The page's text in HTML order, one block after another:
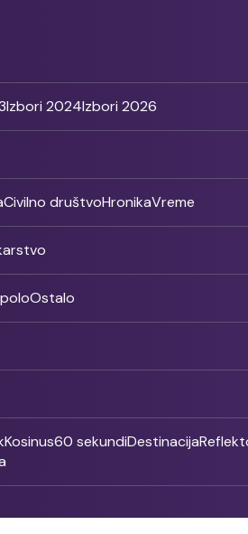
Izbori 2024Izbori 2026
Civilno društvoHronikaVreme
Ostalo
Kosinus60 sekundiDestinacija